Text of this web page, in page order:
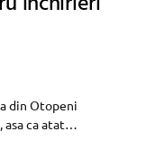
din Otopeni
asa ca atat…